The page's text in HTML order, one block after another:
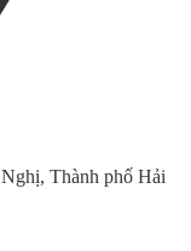
Thành phố Hải